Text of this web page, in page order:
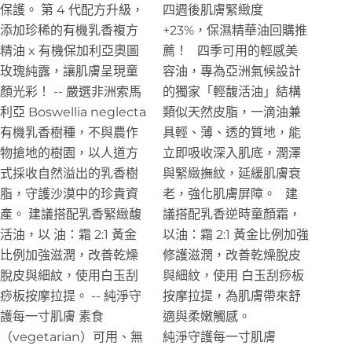
保護。 第 4 代配方升級，
添加珍稀的有機乳香複方
精油 x 有機保加利亞奧圖
玫瑰純露，讓肌膚呈現童
顏光彩！ -- 嚴選非洲索馬
利亞 Boswellia neglecta
有機乳香樹種 ，不與農作
物搶地的樹園，以人道方
式採收自然溢出的乳香樹
脂，守護沙漠中的珍貴資
產。 建議搭配乳香緊緻馥
活油 ，以 油：霜 2:1 黃金
比例加強滋潤，改善乾燥
脫皮與細紋，使用 白玉刮
痧板按摩拉提。 -- 純淨守
護每一寸肌膚 素食
（vegetarian）可用、無
四週後肌膚緊緻度
+23%，保濕精華油回購推
薦！
四季可用的輕感美
容油，專為亞洲氣候設計
的獨家「輕馥活油」結構
類似天然皮脂，一滴油兼
具輕、薄、透的質地，能
立即吸收深入肌底，潤澤
與緊緻撫紋，延緩肌膚衰
老，強化肌膚屏障。
建
議搭配乳香逆時童顏霜 ，
以油：霜 2:1 黃金比例 加強
修護滋潤，改善乾燥脫皮
與細紋，使用 白玉刮痧板
按摩拉提，為肌膚帶來舒
適與柔嫩觸感。
純淨守護每一寸肌膚